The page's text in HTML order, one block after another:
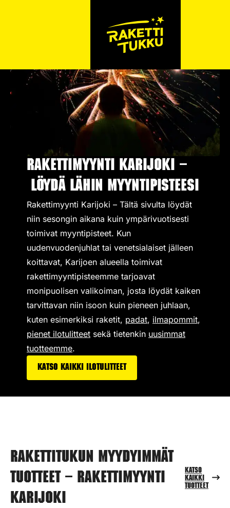
Rakettimyynti Karijoki –
Löydä lähin myyntipisteesi
Rakettimyynti Karijoki – Tältä sivulta löydät
niin sesongin aikana kuin ympärivuotisesti
toimivat myyntipisteet. Kun
uudenvuodenjuhlat tai venetsialaiset jälleen
koittavat, Karijoen alueella toimivat
rakettimyyntipisteemme tarjoavat
monipuolisen valikoiman, josta löydät kaiken
tarvittavan niin isoon kuin pieneen juhlaan,
kuten esimerkiksi raketit, padat, ilmapommit,
pienet ilotulitteet sekä tietenkin uusimmat
tuotteemme.
Katso kaikki ilotulitteet
Rakettitukun myydyimmät
tuotteet – Rakettimyynti
Karijoki
Katso
kaikki
tuotteet